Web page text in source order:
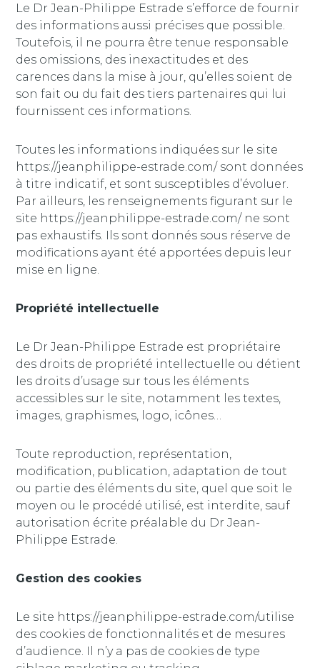
Le Dr Jean-Philippe Estrade s’efforce de fournir
des informations aussi précises que possible.
Toutefois, il ne pourra être tenue responsable
des omissions, des inexactitudes et des
carences dans la mise à jour, qu’elles soient de
son fait ou du fait des tiers partenaires qui lui
fournissent ces informations.
Toutes les informations indiquées sur le site
https://jeanphilippe-estrade.com/ sont données
à titre indicatif, et sont susceptibles d’évoluer.
Par ailleurs, les renseignements figurant sur le
site https://jeanphilippe-estrade.com/ ne sont
pas exhaustifs. Ils sont donnés sous réserve de
modifications ayant été apportées depuis leur
mise en ligne.
Propriété intellectuelle
Le Dr Jean-Philippe Estrade est propriétaire
des droits de propriété intellectuelle ou détient
les droits d’usage sur tous les éléments
accessibles sur le site, notamment les textes,
images, graphismes, logo, icônes…
Toute reproduction, représentation,
modification, publication, adaptation de tout
ou partie des éléments du site, quel que soit le
moyen ou le procédé utilisé, est interdite, sauf
autorisation écrite préalable du Dr Jean-
Philippe Estrade.
Gestion des cookies
Le site https://jeanphilippe-estrade.com/utilise
des cookies de fonctionnalités et de mesures
d’audience. Il n’y a pas de cookies de type